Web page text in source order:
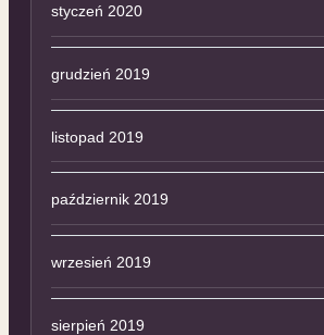
styczeń 2020
grudzień 2019
listopad 2019
październik 2019
wrzesień 2019
sierpień 2019